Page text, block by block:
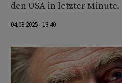
den USA in letzter Minute.
04.08.2025 13:40